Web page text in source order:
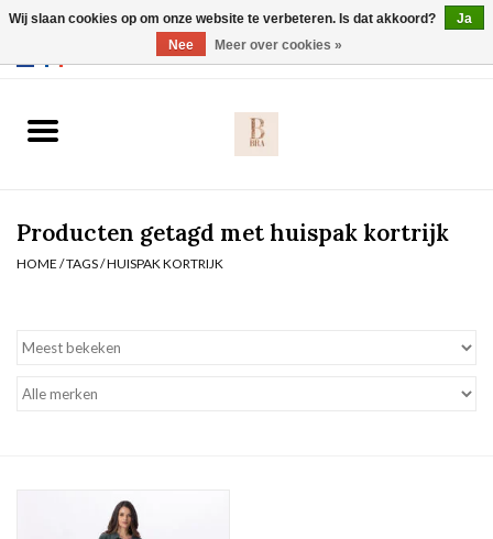
Slip
Nachtmode
Producten getagd met huispak kortrijk
HOME /TAGS/HUISPAK KORTRIJK
Wij slaan cookies op om onze website te verbeteren. Is dat akkoord?
Ja
Nee
Meer over cookies »
Webshop werkt met EU maten. .